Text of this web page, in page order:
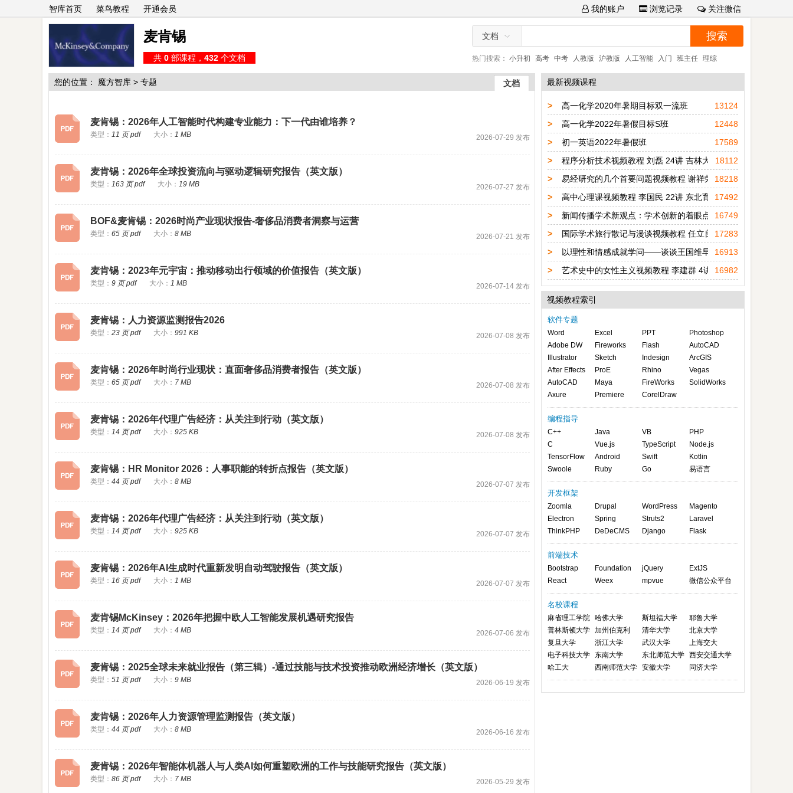
智库首页 菜鸟教程 开通会员 我的账户 浏览记录 关注微信
麦肯锡
共 0 部课程， 432 个文档
文档
热门搜索： 小升初 高考 中考 人教版 沪教版 人工智能 入门 班主任 理综
您的位置： 魔方智库 > 专题 文档
麦肯锡：2026年人工智能时代构建专业能力：下一代由谁培养？
类型： 11 页 pdf 大小： 1 MB 2026-07-29 发布
麦肯锡：2026年全球投资流向与驱动逻辑研究报告（英文版）
类型： 163 页 pdf 大小： 19 MB 2026-07-27 发布
BOF&麦肯锡：2026时尚产业现状报告-奢侈品消费者洞察与运营
类型： 65 页 pdf 大小： 8 MB 2026-07-21 发布
麦肯锡：2023年元宇宙：推动移动出行领域的价值报告（英文版）
类型： 9 页 pdf 大小： 1 MB 2026-07-14 发布
麦肯锡：人力资源监测报告2026
类型： 23 页 pdf 大小： 991 KB 2026-07-08 发布
麦肯锡：2026年时尚行业现状：直面奢侈品消费者报告（英文版）
类型： 65 页 pdf 大小： 7 MB 2026-07-08 发布
麦肯锡：2026年代理广告经济：从关注到行动（英文版）
类型： 14 页 pdf 大小： 925 KB 2026-07-08 发布
麦肯锡：HR Monitor 2026：人事职能的转折点报告（英文版）
类型： 44 页 pdf 大小： 8 MB 2026-07-07 发布
麦肯锡：2026年代理广告经济：从关注到行动（英文版）
类型： 14 页 pdf 大小： 925 KB 2026-07-07 发布
麦肯锡：2026年AI生成时代重新发明自动驾驶报告（英文版）
类型： 16 页 pdf 大小： 1 MB 2026-07-07 发布
麦肯锡McKinsey：2026年把握中欧人工智能发展机遇研究报告
类型： 14 页 pdf 大小： 4 MB 2026-07-06 发布
麦肯锡：2025全球未来就业报告（第三辑）-通过技能与技术投资推动欧洲经济增长（英文版）
类型： 51 页 pdf 大小： 9 MB 2026-06-19 发布
麦肯锡：2026年人力资源管理监测报告（英文版）
类型： 44 页 pdf 大小： 8 MB 2026-06-16 发布
麦肯锡：2026年智能体机器人与人类AI如何重塑欧洲的工作与技能研究报告（英文版）
类型： 86 页 pdf 大小： 7 MB 2026-05-29 发布
最新视频课程
> 高一化学2020年暑期目标双一流班
13124
>
高一化学2022年暑假目标S班
12448
>
初一英语2022年暑假班
17589
>
程序分析技术视频教程 刘磊 24讲 吉林大学18112
>
易经研究的几个首要问题视频教程 谢祥荣 24讲 中共成都市委
18218
>
高中心理课视频教程 李国民 22讲 东北育才学校
17492
>
新闻传播学术新观点：学术创新的着眼点与着手处 7讲
16749
>
国际学术旅行散记与漫谈视频教程 任立良 6讲 河海大学
17283
>
以理性和情感成就学问——谈谈王国维早年的学术之路视频教
16913
>
艺术史中的女性主义视频教程 李建群 4讲 中央美术学院
16982
视频教程索引
软件专题
Word Excel PPT
Photoshop
Adobe DW
Fireworks Flash
AutoCAD
Illustrator
Sketch Indesign
ArcGIS
After Effects
ProE Rhino
Vegas
AutoCAD
Maya FireWorks
SolidWorks
Axure
Premiere CorelDraw
编程指导
C++ Java VB
PHP
C
Vue.js TypeScript
Node.js
TensorFlow
Android Swift
Kotlin
Swoole
Ruby Go 易语言
开发框架
Zoomla Drupal WordPress
Magento
Electron
Spring Struts2
Laravel
ThinkPHP
DeDeCMS Django Flask
前端技术
Bootstrap Foundation jQuery
ExtJS
React
Weex mpvue 微信公众平台
名校课程
麻省理工学院 哈佛大学 斯坦福大学
耶鲁大学
普林斯顿大学 加州伯克利 清华大学
北京大学
复旦大学
浙江大学 武汉大学
上海交大
电子科技大学 东南大学 东北师范大学 西安交通大学
哈工大
西南师范大学 安徽大学 同济大学